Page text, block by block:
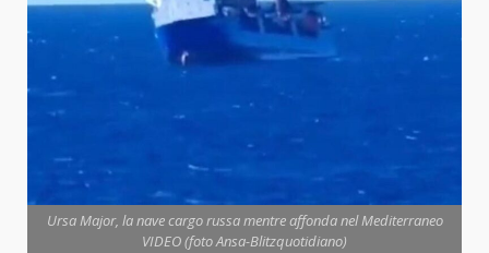
Ursa Major, la nave cargo russa mentre affonda nel Mediterraneo
VIDEO (foto Ansa-Blitzquotidiano)